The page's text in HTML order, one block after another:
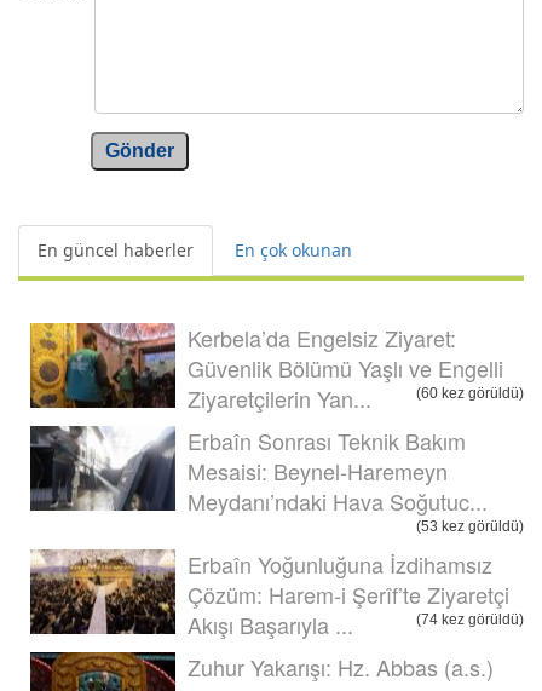
Gönder
En güncel haberler En çok okunan
Kerbela’da Engelsiz Ziyaret:
Güvenlik Bölümü Yaşlı ve Engelli
Ziyaretçilerin Yan...
(60 kez görüldü)
Erbaîn Sonrası Teknik Bakım
Mesaisi: Beynel-Haremeyn
Meydanı’ndaki Hava Soğutuc...
(53 kez görüldü)
Erbaîn Yoğunluğuna İzdihamsız
Çözüm: Harem-i Şerîf’te Ziyaretçi
Akışı Başarıyla ...
(74 kez görüldü)
Zuhur Yakarışı: Hz. Abbas (a.s.)